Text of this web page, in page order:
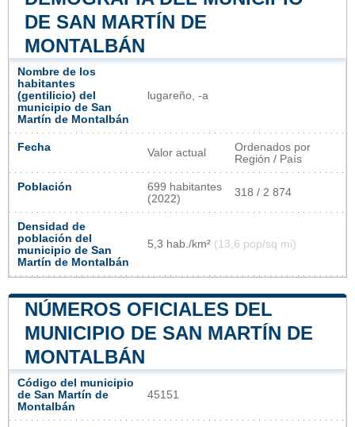
DE SAN MARTÍN DE
MONTALBÁN
Nombre de los
habitantes
(gentilicio) del
municipio de San
Martín de Montalbán
lugareño, -a
Fecha Valor actual
Ordenados por
Región / País
Población
699 habitantes
(2022)
318 / 2 874
Densidad de
población del
municipio de San
Martín de Montalbán
5,3 hab./km² (13,6 pop/sq mi)
NÚMEROS OFICIALES DEL
MUNICIPIO DE SAN MARTÍN DE
MONTALBÁN
Código del municipio
de San Martín de
Montalbán
45151